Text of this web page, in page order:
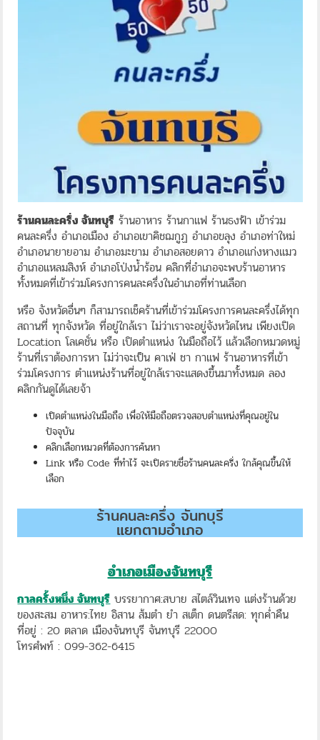
ร้านคนละครึ่ง จันทบุรี ร้านอาหาร ร้านกาแฟ ร้านธงฟ้า เข้าร่วม
คนละครึ่ง อำเภอเมือง อำเภอเขาคิชฌกูฏ อำเภอขลุง อำเภอท่าใหม่
อำเภอนายายอาม อำเภอมะขาม อำเภอสอยดาว อำเภอแก่งหางแมว
อำเภอแหลมสิงห์ อำเภอโป่งน้ำร้อน คลิกที่อำเภอจะพบร้านอาหาร
ทั้งหมดที่เข้าร่วมโครงการคนละครึ่งในอำเภอที่ท่านเลือก
หรือ จังหวัดอื่นๆ ก็สามารถเช็คร้านที่เข้าร่วมโครงการคนละครึ่งได้ทุก
สถานที่ ทุกจังหวัด ที่อยู่ใกล้เรา ไม่ว่าเราจะอยู่จังหวัดไหน เพียงเปิด
Location โลเคชั่น หรือ เปิดตำแหน่ง ในมือถือไว้ แล้วเลือกหมวดหมู่
ร้านที่เราต้องการหา ไม่ว่าจะเป็น คาเฟ่ ชา กาแฟ ร้านอาหารที่เข้า
ร่วมโครงการ ตำแหน่งร้านที่อยู่ใกล้เราจะแสดงขึ้นมาทั้งหมด ลอง
คลิกกันดูได้เลยจ้า
เปิดตำแหน่งในมือถือ เพื่อให้มือถือตรวจสอบตำแหน่งที่คุณอยู่ใน
ปัจจุบัน
คลิกเลือกหมวดที่ต้องการค้นหา
Link หรือ Code ที่ทำไว้ จะเปิดรายชื่อร้านคนละครึ่ง ใกล้คุณขึ้นให้
เลือก
ร้านคนละครึ่ง จันทบุรี
แยกตามอำเภอ
อำเภอเมืองจันทบุรี
กาลครั้งหนึ่ง จันทบุรี บรรยากาศ:สบาย สไตล์วินเทจ แต่งร้านด้วย
ของสะสม อาหาร:ไทย อิสาน ส้มตำ ยำ สเต็ก ดนตรีสด: ทุกค่ำคืน
ที่อยู่ : 20 ตลาด เมืองจันทบุรี จันทบุรี 22000
โทรศํพท์ : 099-362-6415